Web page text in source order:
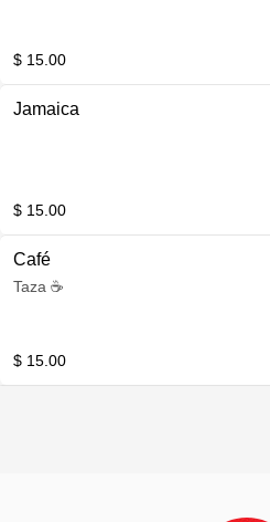
$ 15.00
Jamaica
$ 15.00
Café
Taza ☕
$ 15.00